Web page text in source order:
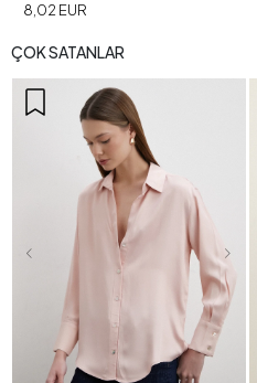
8,02 EUR
ÇOK SATANLAR